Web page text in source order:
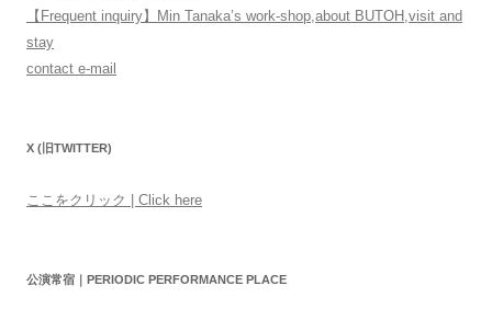
【Frequent inquiry】Min Tanaka’s work-shop,about BUTOH,visit and
stay
contact e-mail
X (旧TWITTER)
ここをクリック | Click here
公演常宿｜PERIODIC PERFORMANCE PLACE